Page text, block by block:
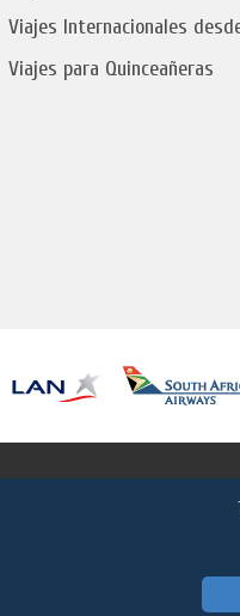
Viajes Internacionales
Viajes para Quinceañeras